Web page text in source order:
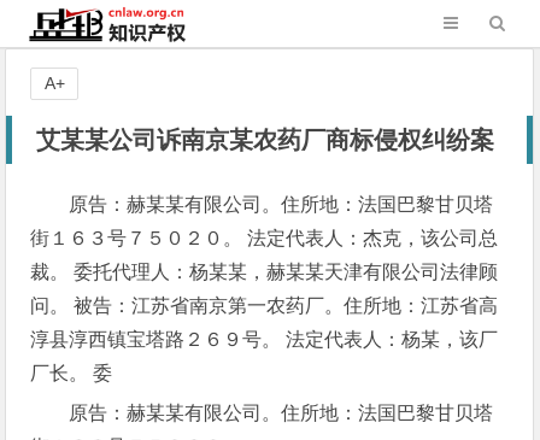
艾某某公司诉南京某农药厂商标侵权纠纷案
原告：赫某某有限公司。住所地：法国巴黎甘贝塔
街１６３号７５０２０。 法定代表人：杰克，该公司总
裁。 委托代理人：杨某某，赫某某天津有限公司法律顾
问。 被告：江苏省南京第一农药厂。住所地：江苏省高
淳县淳西镇宝塔路２６９号。 法定代表人：杨某，该厂
厂长。 委
原告：赫某某有限公司。住所地：法国巴黎甘贝塔
A+